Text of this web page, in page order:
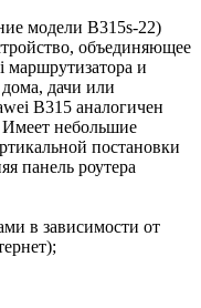
модели B315s-22)
объединяющее
и
дачи или
B315 аналогичен
Имеет небольшие
постановки
панель роутера
в зависимости от